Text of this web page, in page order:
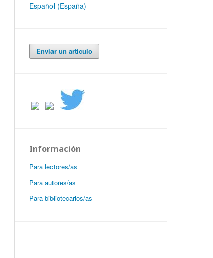
Español (España)
Enviar un artículo
Información
Para lectores/as
Para autores/as
Para bibliotecarios/as